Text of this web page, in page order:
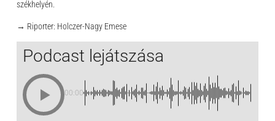
székhelyén.
→ Riporter: Holczer-Nagy Emese
Podcast lejátszása
00:00